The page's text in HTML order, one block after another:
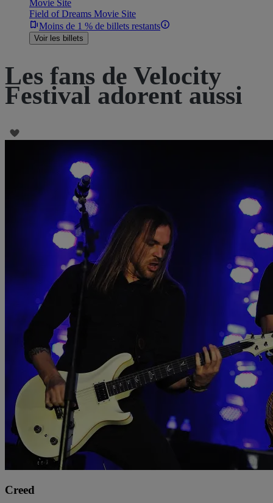
Movie Site
Field of Dreams Movie Site
Moins de 1 % de billets restants
Voir les billets
Les fans de Velocity
Festival adorent aussi
Creed